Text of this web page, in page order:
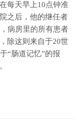
每天早上10点钟准
之后，他的继任者
病房里的所有患者
除这则来自于20世
“肠道记忆”的报